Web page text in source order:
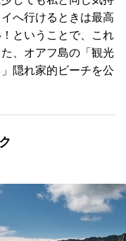
へ行けるときは最高
ということで、これ
、オアフ島の「観光
隠れ家的ビーチを公